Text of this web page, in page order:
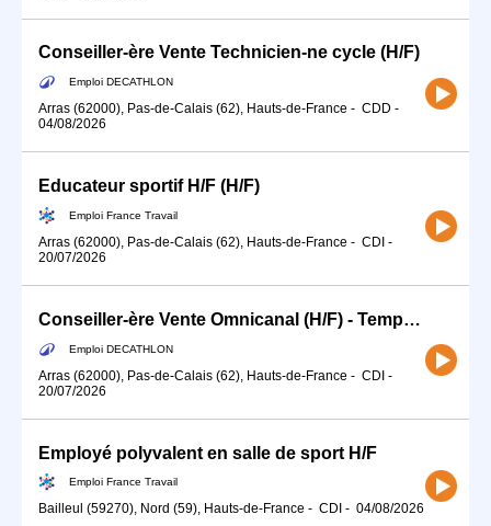
Conseiller-ère Vente Technicien-ne cycle (H/F)
Emploi DECATHLON
Arras (62000), Pas-de-Calais (62), Hauts-de-France - CDD -
04/08/2026
Educateur sportif H/F (H/F)
Emploi France Travail
Arras (62000), Pas-de-Calais (62), Hauts-de-France - CDI -
20/07/2026
Conseiller-ère Vente Omnicanal (H/F) - Temps partiel
Emploi DECATHLON
Arras (62000), Pas-de-Calais (62), Hauts-de-France - CDI -
20/07/2026
Employé polyvalent en salle de sport H/F
Emploi France Travail
Bailleul (59270), Nord (59), Hauts-de-France - CDI - 04/08/2026